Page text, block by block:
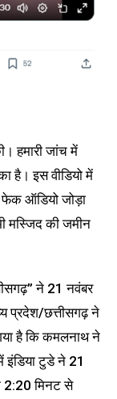
हमारी जांच में
है। इस वीडियो में
ऑडियो जोड़ा
मस्जिद की जमीन
ने 21 नवंबर
प्रदेश/छत्तीसगढ़ ने
है कि कमलनाथ ने
इंडिया टुडे ने 21
2:20 मिनट से